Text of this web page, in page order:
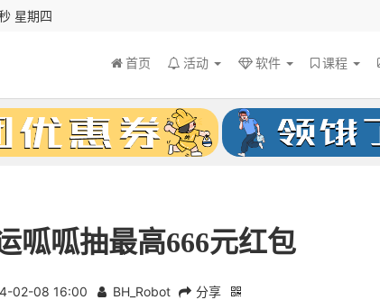
星期四
首页 活动 软件 课程
呱呱抽最高666元红包
02-08 16:00 BH_Robot 分享